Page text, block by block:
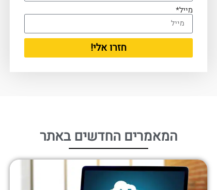
מייל*
חזרו אלי!
המאמרים החדשים באתר